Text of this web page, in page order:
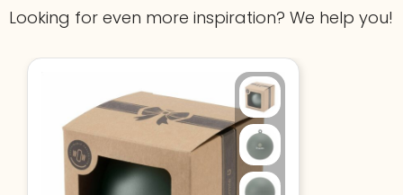
Looking for even more inspiration? We help you!